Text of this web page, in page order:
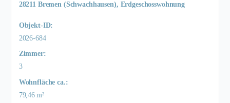
28211 Bremen (Schwachhausen), Erdgeschosswohnung
Objekt-ID:
2026-684
Zimmer:
3
Wohnfläche ca.:
79,46 m²